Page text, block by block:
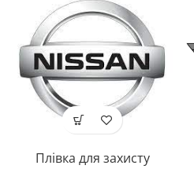
Плівка для захисту